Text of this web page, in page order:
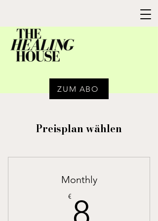
ZUM ABO
Preisplan wählen
Monthly
€